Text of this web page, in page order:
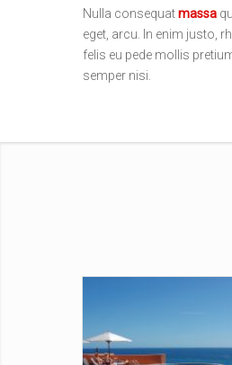
Nulla consequatmassa
eget, arcu. In enim justo,
felis eu pede mollis
semper nisi.